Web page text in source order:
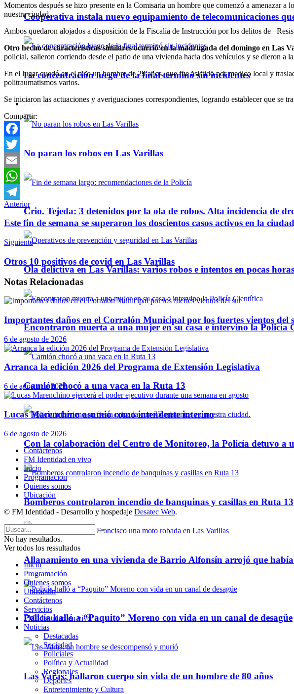
Cooperativa instala nuevo equipamiento de telecomunicaciones
La concentración luego de la final terminó sin incidentes
Policiales
No paran los robos en Las Varillas
Crio. Tejeda: 3 detenidos por la ola de robos. Alta incidencia de
Ola delictiva en Las Varillas: varios robos e intentos en pocas horas
Encontraron muerta a una mujer en su casa e intervino la Policía
Camión chocó a una vaca en la Ruta 13
Con la colaboración del Centro de Monitoreo, la Policía detuvo
Bomberos controlaron incendio de banquinas y casillas en Ruta 13
Allanamiento en una vivienda de Barrio Alfonsín arrojó que
Policía halló a “Paquito” Moreno con vida en un canal de desagüe
Las Varas: hallaron cuerpo sin vida de un hombre de 80 años
Momentos después se hizo presente en la Comisaria un hombre que comenzó a amenazar
nuestra ciudad.
Ambos quedaron alojados a disposición de la Fiscalía de Instrucción por los delitos de
Otro hecho de características similares ocurrió en la madrugada del domingo en Las
policial, salieron corriendo desde el patio de una vivienda hacia dos vehículos y se dieron a
En el lugar quedó en el piso un hombre de 29 años, que fue asistido por medico local y
politraumatismos varios.
Se iniciaron las actuaciones y averiguaciones correspondientes, logrando establecer que se
Compartir:
Facebook
Twitter
Email
WhatsApp
Telegram
Anterior
Este fin de semana se superaron los doscientos casos activos en la
Siguiente
Otros 10 positivos de covid en Las Varillas
Notas Relacionadas
Importantes daños en el Corralón Municipal por los fuertes vientos del
6 de agosto de 2026
Arranca la edición 2026 del Programa de Extensión Legislativa
6 de agosto de 2026
Lucas Marenchino asumió como intendente interino
6 de agosto de 2026
Contáctenos
FM Identidad en vivo
Inicio
Programación
Quienes somos
Ubicación
© FM Identidad - Desarrollo y hospedaje Desatec Web.
No hay resultados.
Ver todos los ressultados
Inicio
Programación
Quienes somos
Ubicación
Contáctenos
Servicios
FM Identidad en vivo
Noticias
Destacadas
Sociedad
Policiales
Política y Actualidad
Regionales
Deportes
Entretenimiento y Cultura